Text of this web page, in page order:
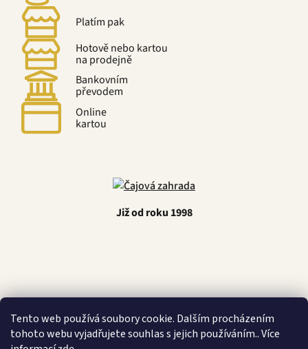
Tento web používá soubory cookie. Dalším procházením
tohoto webu vyjadřujete souhlas s jejich používáním.. Více
Platím pak
Hotově nebo kartou
na prodejně
Bankovním
převodem
Online
kartou
Již od roku 1998